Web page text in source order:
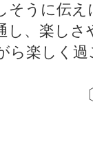
そうに伝
し、楽し
ら楽しく
担